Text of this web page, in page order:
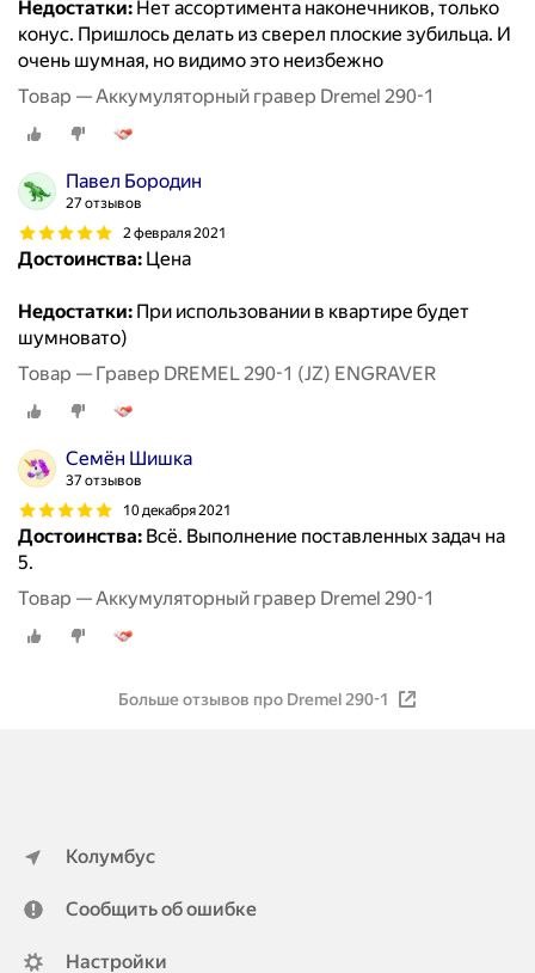
Недостатки: Нет ассортимента наконечников, только
конус. Пришлось делать из сверел плоские зубильца. И
очень шумная, но видимо это неизбежно
Товар — Аккумуляторный гравер Dremel 290-1
Павел Бородин
27 отзывов
2 февраля 2021
Достоинства: Цена
Недостатки: При использовании в квартире будет
шумновато)
Товар — Гравер DREMEL 290-1 (JZ) ENGRAVER
Семён Шишка
37 отзывов
10 декабря 2021
Достоинства: Всё. Выполнение поставленных задач на
5.
Товар — Аккумуляторный гравер Dremel 290-1
Больше отзывов про Dremel 290-1
Колумбус
Сообщить об ошибке
Настройки